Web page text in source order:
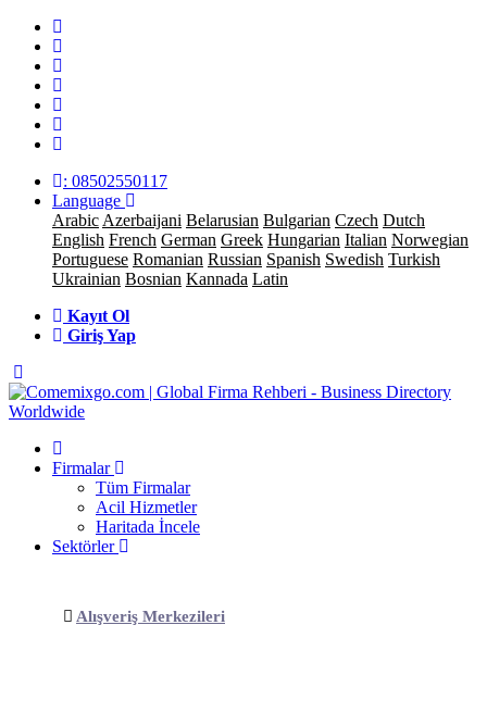
: 08502550117
Language
Arabic Azerbaijani Belarusian Bulgarian Czech Dutch
English French German Greek Hungarian Italian Norwegian
Portuguese Romanian Russian Spanish Swedish Turkish
Ukrainian Bosnian Kannada Latin
Kayıt Ol
Giriş Yap
Firmalar
Tüm Firmalar
Acil Hizmetler
Haritada İncele
Sektörler
Alışveriş Merkezileri